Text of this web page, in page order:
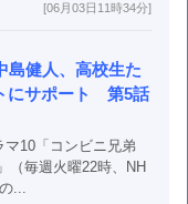
[06月03日11時34分]
島健人、高校生た
にサポート 第5話
マ10「コンビニ兄弟
（毎週火曜22時、NH
...